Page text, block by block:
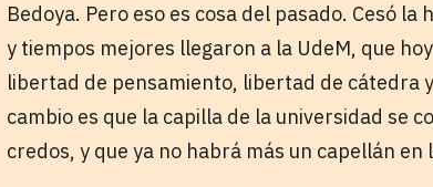
Bedoya. Pero eso es cosa del pasado. Cesó
y tiempos mejores llegaron a la UdeM, que
libertad de pensamiento, libertad de cátedra
cambio es que la capilla de la universidad se
credos, y que ya no habrá más un capellán